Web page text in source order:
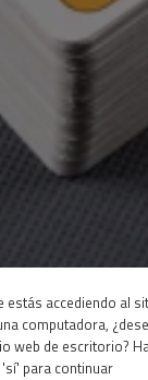
visual y
estás accediendo al
computadora,
web de escritorio?
'sí' para continuar